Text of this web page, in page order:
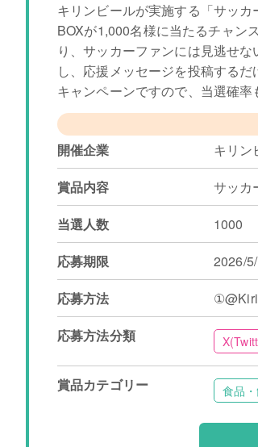
キリンビールが実施する「サッ
BOXが1,000名様に当たるチャン
り、サッカーファンには見逃せ
し、応援メッセージを投稿する
キャンペーンですので、当選確
開催企業
キリン
賞品内容
サッカ
当選人数
1000
応募期限
2026/
応募方法
応募方法分類
賞品カテゴリー 食品